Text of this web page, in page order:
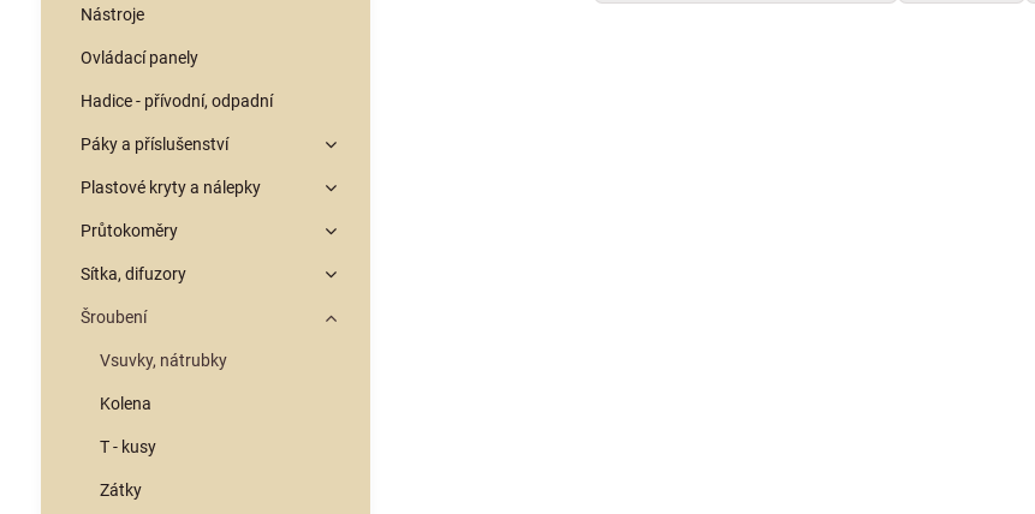
Nástroje
Ovládací panely
Hadice - přívodní, odpadní
Páky a příslušenství
Plastové kryty a nálepky
Průtokoměry
Sítka, difuzory
Šroubení
Vsuvky, nátrubky
Kolena
T - kusy
Zátky